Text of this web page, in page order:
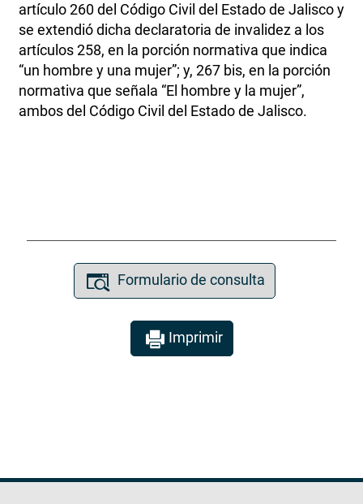
artículo 260 del Código Civil del Estado de Jalisco y
se extendió dicha declaratoria de invalidez a los
artículos 258, en la porción normativa que indica
“un hombre y una mujer”; y, 267 bis, en la porción
normativa que señala “El hombre y la mujer”,
ambos del Código Civil del Estado de Jalisco.
Formulario de consulta
Imprimir